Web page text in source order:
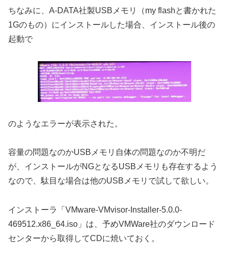
ちなみに、A-DATA社製USBメモリ（my flashと書かれた
1Gのもの）にインストールした場合、インストール後の
起動で
のようなエラーが表示された。
容量の問題なのかUSBメモリ自体の問題なのか不明だ
が、インストールがNGとなるUSBメモリも存在するよう
なので、駄目な場合は他のUSBメモリで試して欲しい。
インストーラ「VMware-VMvisor-Installer-5.0.0-
469512.x86_64.iso」は、予めVMWare社のダウンロード
センターから取得してCDに焼いておく。